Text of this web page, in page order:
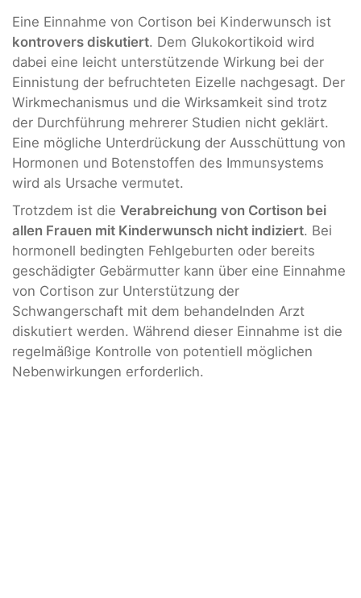
Eine Einnahme von Cortison bei Kinderwunsch ist
kontrovers diskutiert. Dem Glukokortikoid wird
dabei eine leicht unterstützende Wirkung bei der
Einnistung der befruchteten Eizelle nachgesagt. Der
Wirkmechanismus und die Wirksamkeit sind trotz
der Durchführung mehrerer Studien nicht geklärt.
Eine mögliche Unterdrückung der Ausschüttung von
Hormonen und Botenstoffen des Immunsystems
wird als Ursache vermutet.
Trotzdem ist die Verabreichung von Cortison bei
allen Frauen mit Kinderwunsch nicht indiziert. Bei
hormonell bedingten Fehlgeburten oder bereits
geschädigter Gebärmutter kann über eine Einnahme
von Cortison zur Unterstützung der
Schwangerschaft mit dem behandelnden Arzt
diskutiert werden. Während dieser Einnahme ist die
regelmäßige Kontrolle von potentiell möglichen
Nebenwirkungen erforderlich.